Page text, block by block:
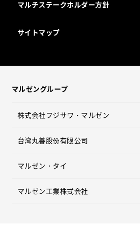
マルチステークホルダー方針
サイトマップ
マルゼングループ
株式会社フジサワ・マルゼン
台湾丸善股份有限公司
マルゼン・タイ
マルゼン工業株式会社